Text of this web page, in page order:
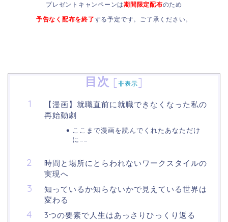
プレゼントキャンペーンは期間限定配布のため
予告なく配布を終了する予定です。 ご了承ください。
目次 [非表示]
【漫画】就職直前に就職できなくなった私の
再始動劇
ここまで漫画を読んでくれたあなただけ
に……
時間と場所にとらわれないワークスタイルの
実現へ
知っているか知らないかで見えている世界は
変わる
3つの要素で人生はあっさりひっくり返る